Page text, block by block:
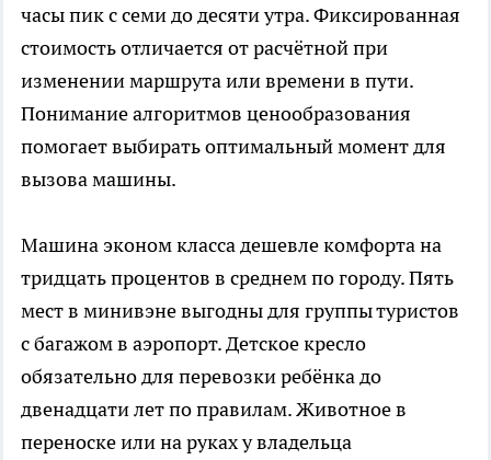
часы пик с семи до десяти утра. Фиксированная
стоимость отличается от расчётной при
изменении маршрута или времени в пути.
Понимание алгоритмов ценообразования
помогает выбирать оптимальный момент для
вызова машины.
Машина эконом класса дешевле комфорта на
тридцать процентов в среднем по городу. Пять
мест в минивэне выгодны для группы туристов
с багажом в аэропорт. Детское кресло
обязательно для перевозки ребёнка до
двенадцати лет по правилам. Животное в
переноске или на руках у владельца